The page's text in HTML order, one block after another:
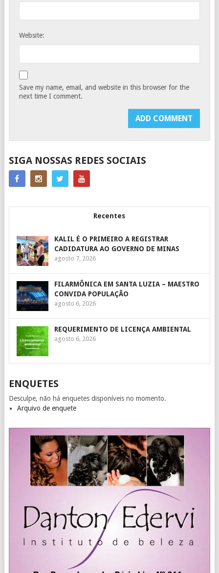
Website:
Save my name, email, and website in this browser for the
next time I comment.
SIGA NOSSAS REDES SOCIAIS
Recentes
KALIL É O PRIMEIRO A REGISTRAR
CADIDATURA AO GOVERNO DE MINAS
agosto 7, 2026
FILARMÔNICA EM SANTA LUZIA – MAESTRO
CONVIDA POPULAÇÃO
agosto 6, 2026
REQUERIMENTO DE LICENÇA AMBIENTAL
agosto 6, 2026
ENQUETES
Desculpe, não há enquetes disponíveis no momento.
Arquivo de enquete